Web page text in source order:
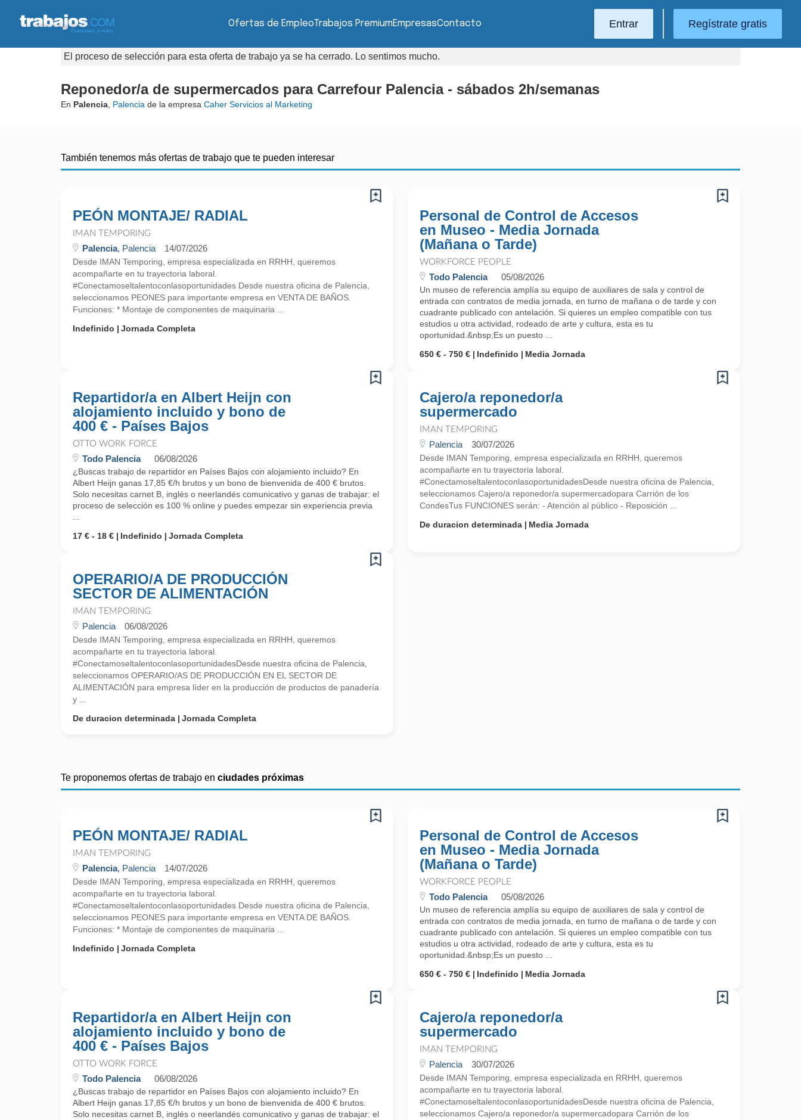
Ofertas de EmpleoTrabajos PremiumEmpresasContacto Entrar Regístrate gratis
El proceso de selección para esta oferta de trabajo ya se ha cerrado. Lo sentimos mucho.
Reponedor/a de supermercados para Carrefour Palencia - sábados 2h/semanas
En Palencia Palencia de la empresa Caher Servicios al Marketing
También tenemos más ofertas de trabajo que te pueden interesar
PEÓN MONTAJE/ RADIAL
IMAN TEMPORING
Palencia, Palencia 14/07/2026
Desde IMAN Temporing, empresa especializada en RRHH, queremos
acompañarte en tu trayectoria laboral.
#Conectamoseltalentoconlasoportunidades Desde nuestra oficina de Palencia,
seleccionamos PEONES para importante empresa en VENTA DE BAÑOS.
Funciones: * Montaje de componentes de maquinaria ...
Indefinido
Jornada Completa
Personal de Control de Accesos
en Museo - Media Jornada
(Mañana o Tarde)
WORKFORCE PEOPLE
Todo Palencia 05/08/2026
Un museo de referencia amplía su equipo de auxiliares de sala y control de
entrada con contratos de media jornada, en turno de mañana o de tarde y con
cuadrante publicado con antelación. Si quieres un empleo compatible con tus
estudios u otra actividad, rodeado de arte y cultura, esta es tu
oportunidad.&nbsp;Es un puesto ...
650 € - 750 €
Indefinido Media Jornada
Repartidor/a en Albert Heijn con
alojamiento incluido y bono de
400 € - Países Bajos
OTTO WORK FORCE
Todo Palencia 06/08/2026
¿Buscas trabajo de repartidor en Países Bajos con alojamiento incluido? En
Albert Heijn ganas 17,85 €/h brutos y un bono de bienvenida de 400 € brutos.
Solo necesitas carnet B, inglés o neerlandés comunicativo y ganas de trabajar: el
proceso de selección es 100 % online y puedes empezar sin experiencia previa
17 € - 18 €
Indefinido Jornada Completa
Cajero/a reponedor/a
supermercado
IMAN TEMPORING
Palencia 30/07/2026
Desde IMAN Temporing, empresa especializada en RRHH, queremos
acompañarte en tu trayectoria laboral.
#ConectamoseltalentoconlasoportunidadesDesde nuestra oficina de Palencia,
seleccionamos Cajero/a reponedor/a supermercadopara Carrión de los
CondesTus FUNCIONES serán: - Atención al público - Reposición ...
De duracion determinada
Media Jornada
OPERARIO/A DE PRODUCCIÓN
SECTOR DE ALIMENTACIÓN
IMAN TEMPORING
Palencia 06/08/2026
Desde IMAN Temporing, empresa especializada en RRHH, queremos
acompañarte en tu trayectoria laboral.
#ConectamoseltalentoconlasoportunidadesDesde nuestra oficina de Palencia,
seleccionamos OPERARIO/AS DE PRODUCCIÓN EN EL SECTOR DE
ALIMENTACIÓN para empresa líder en la producción de productos de panadería
y ...
De duracion determinada
Jornada Completa
Te proponemos ofertas de trabajo en ciudades próximas
PEÓN MONTAJE/ RADIAL
IMAN TEMPORING
Palencia, Palencia 14/07/2026
Desde IMAN Temporing, empresa especializada en RRHH, queremos
acompañarte en tu trayectoria laboral.
#Conectamoseltalentoconlasoportunidades Desde nuestra oficina de Palencia,
seleccionamos PEONES para importante empresa en VENTA DE BAÑOS.
Funciones: * Montaje de componentes de maquinaria ...
Indefinido
Jornada Completa
Personal de Control de Accesos
en Museo - Media Jornada
(Mañana o Tarde)
WORKFORCE PEOPLE
Todo Palencia 05/08/2026
Un museo de referencia amplía su equipo de auxiliares de sala y control de
entrada con contratos de media jornada, en turno de mañana o de tarde y con
cuadrante publicado con antelación. Si quieres un empleo compatible con tus
estudios u otra actividad, rodeado de arte y cultura, esta es tu
oportunidad.&nbsp;Es un puesto ...
650 € - 750 €
Indefinido Media Jornada
Repartidor/a en Albert Heijn con
alojamiento incluido y bono de
400 € - Países Bajos
OTTO WORK FORCE
Todo Palencia 06/08/2026
¿Buscas trabajo de repartidor en Países Bajos con alojamiento incluido? En
Albert Heijn ganas 17,85 €/h brutos y un bono de bienvenida de 400 € brutos.
Solo necesitas carnet B, inglés o neerlandés comunicativo y ganas de trabajar: el
Cajero/a reponedor/a
supermercado
IMAN TEMPORING
Palencia 30/07/2026
Desde IMAN Temporing, empresa especializada en RRHH, queremos
acompañarte en tu trayectoria laboral.
#ConectamoseltalentoconlasoportunidadesDesde nuestra oficina de Palencia,
seleccionamos Cajero/a reponedor/a supermercadopara Carrión de los